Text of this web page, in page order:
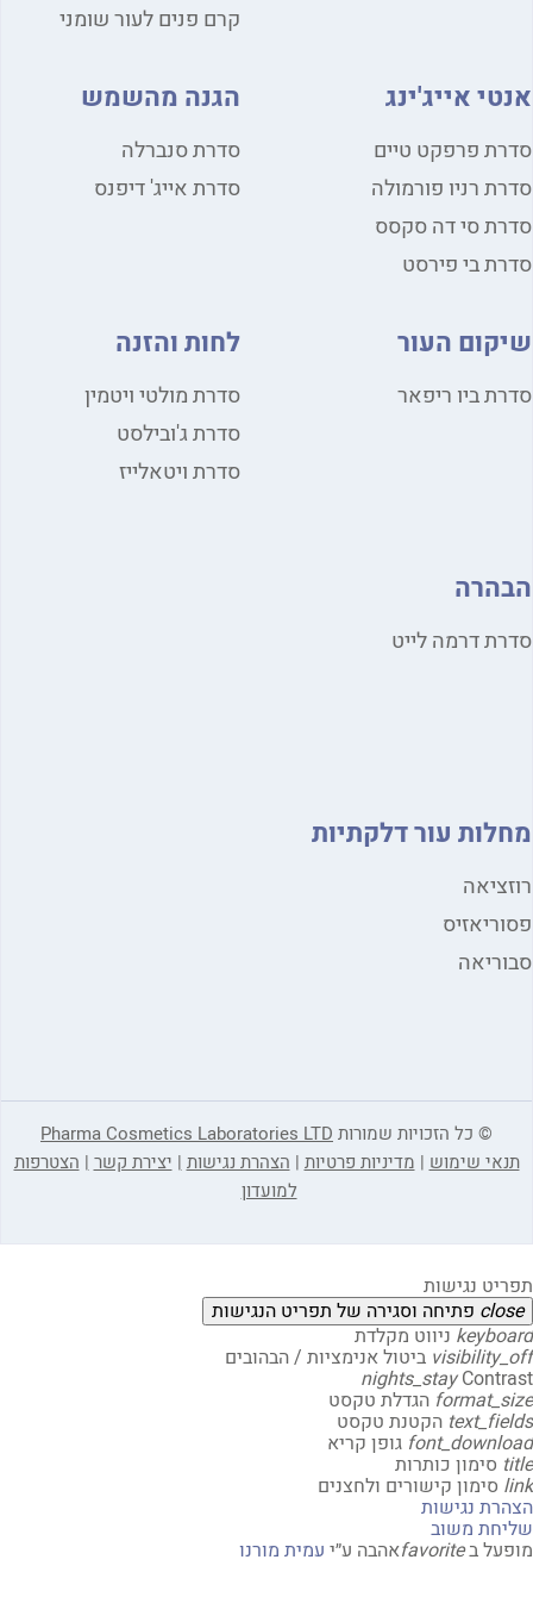
קרם פנים לעור שומני
אייג'ינג
פרפקט טיים
רניו פורמולה
סי דה סקסס
בי פירסט
העור
ביו ריפאר
הגנה מהשמש
סדרת סנברלה
סדרת אייג' דיפנס
לחות והזנה
סדרת מולטי ויטמין
סדרת ג'ובילסט
סדרת ויטאלייז
דרמה לייט
עור דלקתיות
© כל הזכויות שמורותPharma Cosmetics Laboratories LTD
שימוש|מדיניות פרטיות|הצהרת נגישות|יצירת קשר | הצטרפות
למועדון
נגישות
פתיחה וסגירה של תפריט הנגישות
ניווט מקלדת
ביטול אנימציות / הבהובים
nights_stay
הגדלת טקסט
הקטנת טקסט
גופן קריא
סימון כותרות
סימון קישורים ולחצנים
נגישות
משוב
בfavoriteאהבהע״יעמית מורנו